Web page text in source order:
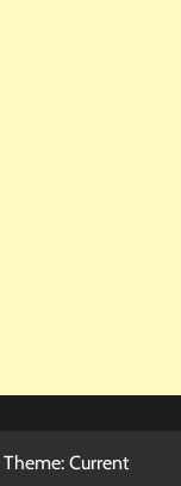
Theme: Current